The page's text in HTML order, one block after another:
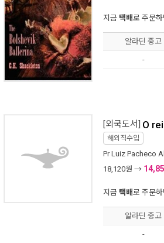
지금 택배로 주문하
알라딘 중고
-
[외국도서] O
해외직수입
Pr Luiz Pacheco
18,120원 →
지금 택배로 주문하
알라딘 중고
-